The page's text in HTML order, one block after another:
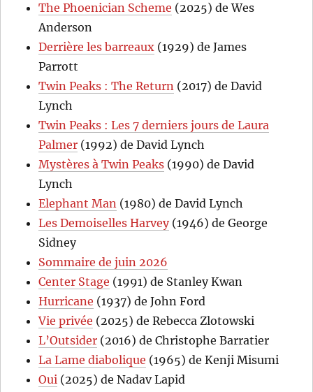
The Phoenician Scheme (2025) de Wes
Anderson
Derrière les barreaux (1929) de James
Parrott
Twin Peaks : The Return (2017) de David
Lynch
Twin Peaks : Les 7 derniers jours de Laura
Palmer (1992) de David Lynch
Mystères à Twin Peaks (1990) de David
Lynch
Elephant Man (1980) de David Lynch
Les Demoiselles Harvey(1946) de George
Sidney
Sommaire de juin 2026
Center Stage (1991) de Stanley Kwan
Hurricane (1937) de John Ford
Vie privée (2025) de Rebecca Zlotowski
L’Outsider (2016) de Christophe Barratier
La Lame diabolique (1965) de Kenji Misumi
Oui (2025) de Nadav Lapid